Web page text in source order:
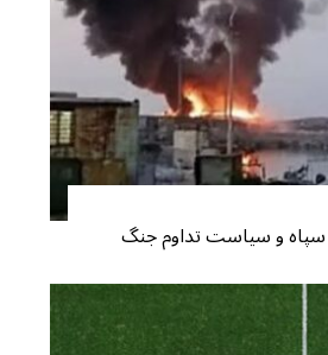
و سیاست تداوم جنگ